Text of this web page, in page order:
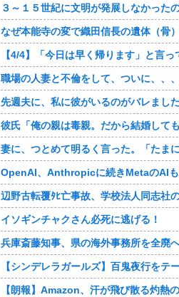
職場の人妻と不倫をして、ついに、、
イソギンチャクさん必死に逃げる！